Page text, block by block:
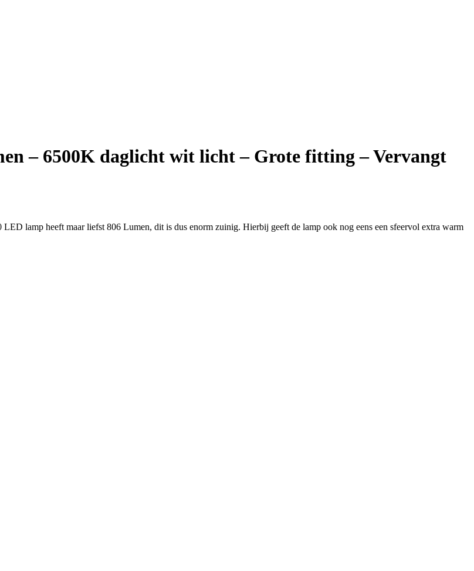
– 6500K daglicht wit licht – Grote fitting – Vervangt
lamp heeft maar liefst 806 Lumen, dit is dus enorm zuinig. Hierbij geeft de lamp ook nog eens een sfeervol extra warm